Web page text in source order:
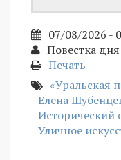
07/08/2026 -
Повестка дня
Печать
«Уральская
Елена
Исторический
Уличное